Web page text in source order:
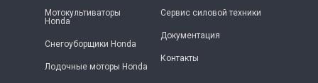
Мотокультиваторы
Honda
Снегоуборщики Honda
Лодочные моторы Honda
Сервис силовой техники
Документация
Контакты